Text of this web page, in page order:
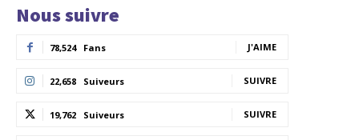
Nous suivre
78,524 Fans J'AIME
22,658 Suiveurs SUIVRE
19,762 Suiveurs SUIVRE